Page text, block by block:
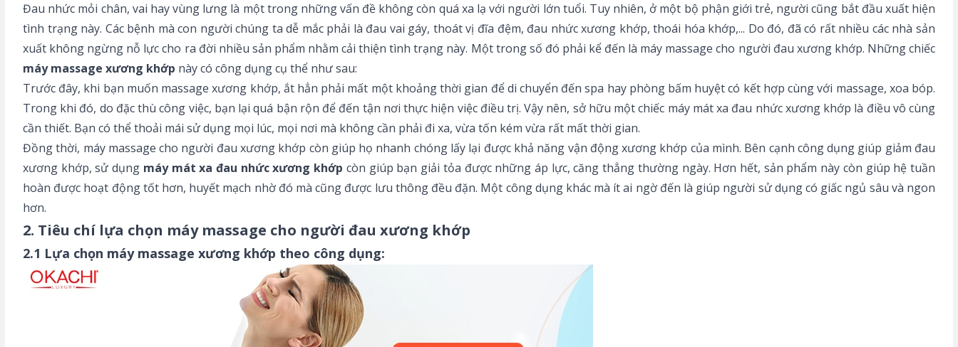
Đau nhức mỏi chân, vai hay vùng lưng là một trong những vấn đề không còn quá xa lạ với người lớn tuổi. Tuy nhiên, ở một bộ phận giới trẻ, người cũng bắt đầu xuất hiện
tình trạng này. Các bệnh mà con người chúng ta dễ mắc phải là đau vai gáy, thoát vị đĩa đệm, đau nhức xương khớp, thoái hóa khớp,... Do đó, đã có rất nhiều các nhà sản
xuất không ngừng nỗ lực cho ra đời nhiều sản phẩm nhằm cải thiện tình trạng này. Một trong số đó phải kể đến là máy massage cho người đau xương khớp. Những chiếc
máy massage xương khớp này có công dụng cụ thể như sau:
Trước đây, khi bạn muốn massage xương khớp, ắt hẳn phải mất một khoảng thời gian để di chuyển đến spa hay phòng bấm huyệt có kết hợp cùng với massage, xoa bóp.
Trong khi đó, do đặc thù công việc, bạn lại quá bận rộn để đến tận nơi thực hiện việc điều trị. Vậy nên, sở hữu một chiếc máy mát xa đau nhức xương khớp là điều vô cùng
cần thiết. Bạn có thể thoải mái sử dụng mọi lúc, mọi nơi mà không cần phải đi xa, vừa tốn kém vừa rất mất thời gian.
Đồng thời, máy massage cho người đau xương khớp còn giúp họ nhanh chóng lấy lại được khả năng vận động xương khớp của mình. Bên cạnh công dụng giúp giảm đau
xương khớp, sử dụng máy mát xa đau nhức xương khớp còn giúp bạn giải tỏa được những áp lực, căng thẳng thường ngày. Hơn hết, sản phẩm này còn giúp hệ tuần
hoàn được hoạt động tốt hơn, huyết mạch nhờ đó mà cũng được lưu thông đều đặn. Một công dụng khác mà ít ai ngờ đến là giúp người sử dụng có giấc ngủ sâu và ngon
hơn.
2. Tiêu chí lựa chọn máy massage cho người đau xương khớp
2.1 Lựa chọn máy massage xương khớp theo công dụng: